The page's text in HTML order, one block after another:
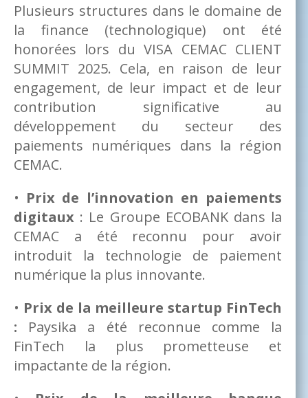
Plusieurs structures dans le domaine de
la finance (technologique) ont été
honorées lors du VISA CEMAC CLIENT
SUMMIT 2025. Cela, en raison de leur
engagement, de leur impact et de leur
contribution significative au
développement du secteur des
paiements numériques dans la région
CEMAC.
• Prix de l’innovation en paiements
digitaux : Le Groupe ECOBANK dans la
CEMAC a été reconnu pour avoir
introduit la technologie de paiement
numérique la plus innovante.
• Prix de la meilleure startup FinTech
: Paysika a été reconnue comme la
FinTech la plus prometteuse et
impactante de la région.